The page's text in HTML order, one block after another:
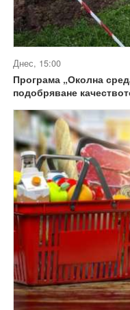
Днес, 15:00
Програма „Околна
подобряване